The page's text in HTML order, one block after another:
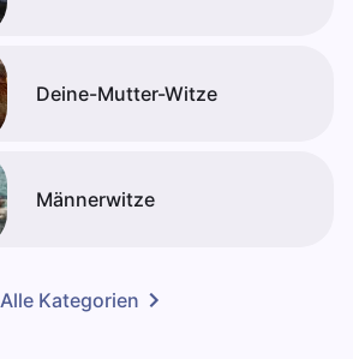
Deine-Mutter-Witze
Männerwitze
Alle Kategorien